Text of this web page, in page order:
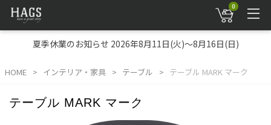
0
夏季休業のお知らせ 2026年8月11日(火)～8月16日(日)
HOME インテリア・家具 テーブル テーブル MARK マーク
テーブル MARK マーク